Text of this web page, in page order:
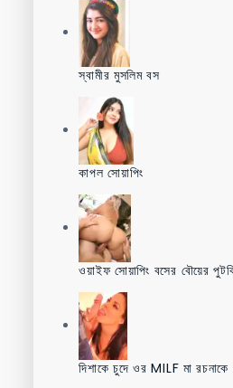
স্বামীর মুসলিম বস
কাপল সোয়াপিং
ওয়াইফ সোয়াপিং বসের বৌয়ের
দিশাকে চুদে ওর MILF মা